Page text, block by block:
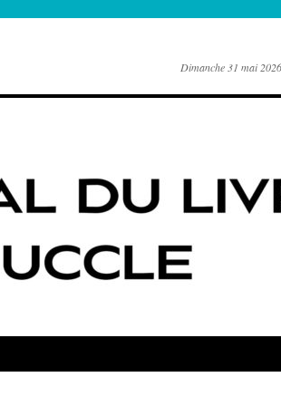
Dimanche 31 mai